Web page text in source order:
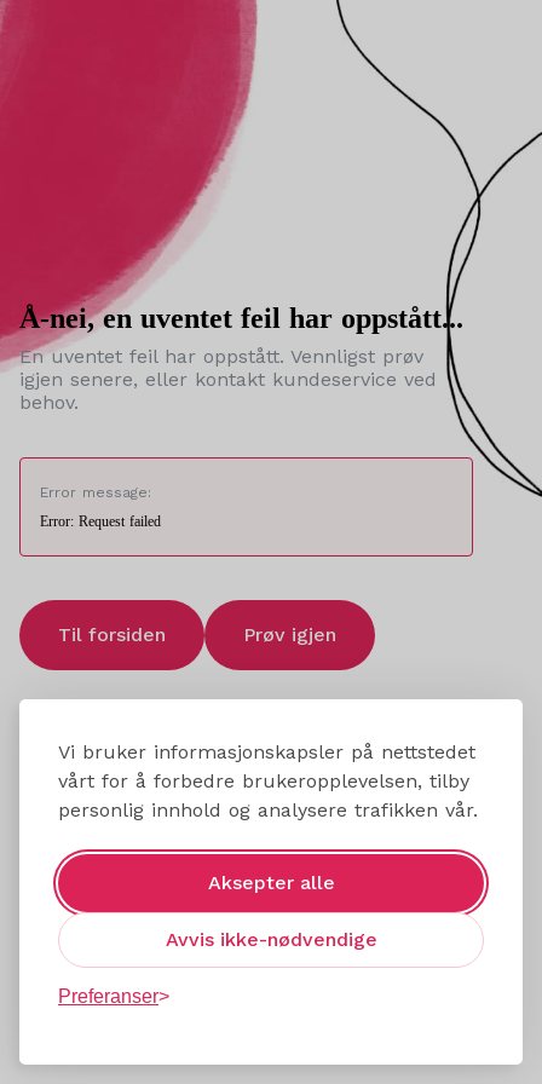
Vi bruker informasjonskapsler på nettstedet
vårt for å forbedre brukeropplevelsen, tilby
personlig innhold og analysere trafikken vår.
Aksepter alle
Avvis ikke-nødvendige
Preferanser
Å-nei, en uventet feil har oppstått...
En uventet feil har oppstått. Vennligst prøv
igjen senere, eller kontakt kundeservice ved
behov.
Error message:
Error: Request failed
Til forsiden Prøv igjen